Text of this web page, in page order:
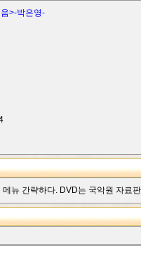
>-박은영-
뉴 간략하다. DVD는 국악원 자료